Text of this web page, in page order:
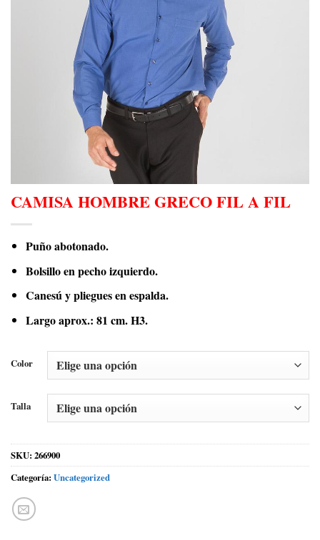
CAMISA HOMBRE GRECO FIL A FIL
Puño abotonado.
Bolsillo en pecho izquierdo.
Canesú y pliegues en espalda.
Largo aprox.: 81 cm. H3.
Color
Talla
SKU: 266900
Categoría: Uncategorized